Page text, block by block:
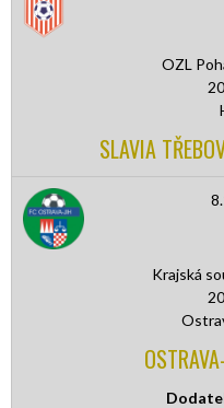
OZL
SLAVIA
Krajská